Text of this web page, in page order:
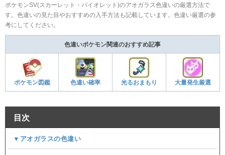
ポケモンSV(スカーレット・バイオレット)のアオガラス色違いの厳選方法で
す。色違いの見た目やおすすめの入手方法も記載しています。色違い厳選の参
考にしてください。
色違いポケモン関連のおすすめ記事
ポケモン図鑑 色違い確率 光るおまもり 大量発生厳選
目次
▼アオガラスの色違い